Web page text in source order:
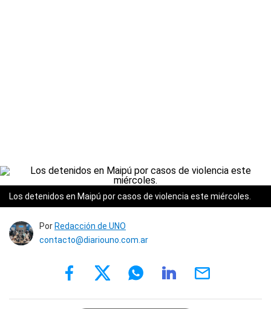
Los detenidos en Maipú por casos de violencia este miércoles.
Por Redacción de UNO
contacto@diariouno.com.ar